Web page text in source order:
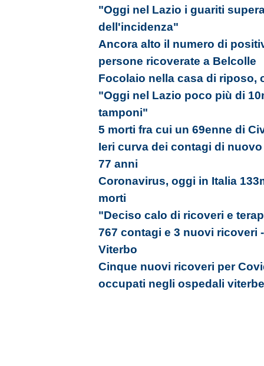
"Oggi nel Lazio i guariti
dell'incidenza"
Ancora alto il numero di
persone ricoverate a Belcolle
Focolaio nella casa di riposo,
"Oggi nel Lazio poco più di
tamponi"
5 morti fra cui un 69enne di
Ieri curva dei contagi di
77 anni
Coronavirus, oggi in Italia
morti
"Deciso calo di ricoveri e
767 contagi e 3 nuovi ricoveri
Viterbo
Cinque nuovi ricoveri per
occupati negli ospedali